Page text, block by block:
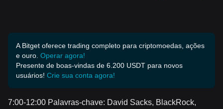
A Bitget oferece trading completo para criptomoedas, ações
e ouro. Operar agora!
Presente de boas-vindas de 6.200 USDT para novos
usuários! Crie sua conta agora!
7:00-12:00 Palavras-chave: David Sacks, BlackRock,